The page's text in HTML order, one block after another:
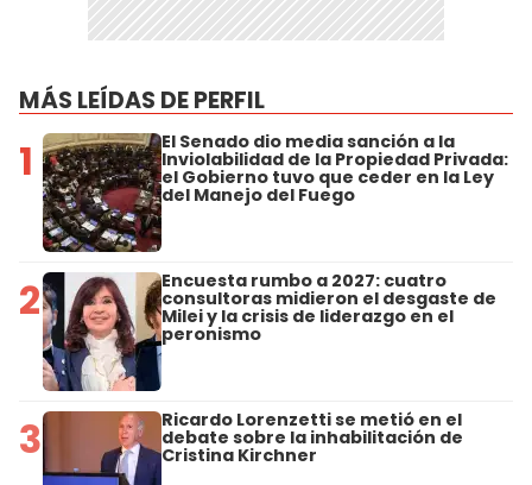
MÁS LEÍDAS DE PERFIL
1 El Senado dio media sanción a la
Inviolabilidad de la Propiedad Privada:
el Gobierno tuvo que ceder en la Ley
del Manejo del Fuego
2 Encuesta rumbo a 2027: cuatro
consultoras midieron el desgaste de
Milei y la crisis de liderazgo en el
peronismo
3 Ricardo Lorenzetti se metió en el
debate sobre la inhabilitación de
Cristina Kirchner